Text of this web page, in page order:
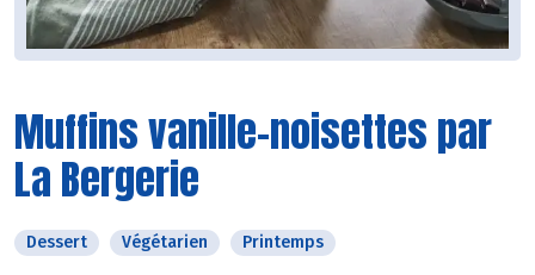
Muffins vanille-noisettes par
La Bergerie
Dessert Végétarien Printemps